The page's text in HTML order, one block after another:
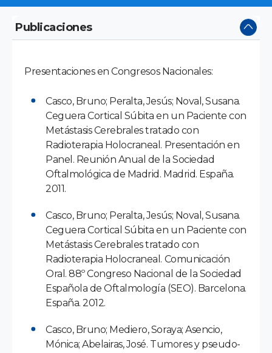
Publicaciones
Presentaciones en Congresos Nacionales:
Casco, Bruno; Peralta, Jesús; Noval, Susana.
Ceguera Cortical Súbita en un Paciente con
Metástasis Cerebrales tratado con
Radioterapia Holocraneal. Presentación en
Panel. Reunión Anual de la Sociedad
Oftalmológica de Madrid. Madrid. España.
2011.
Casco, Bruno; Peralta, Jesús; Noval, Susana.
Ceguera Cortical Súbita en un Paciente con
Metástasis Cerebrales tratado con
Radioterapia Holocraneal. Comunicación
Oral. 88º Congreso Nacional de la Sociedad
Española de Oftalmología (SEO). Barcelona.
España. 2012.
Casco, Bruno; Mediero, Soraya; Asencio,
Mónica; Abelairas, José. Tumores y pseudo-